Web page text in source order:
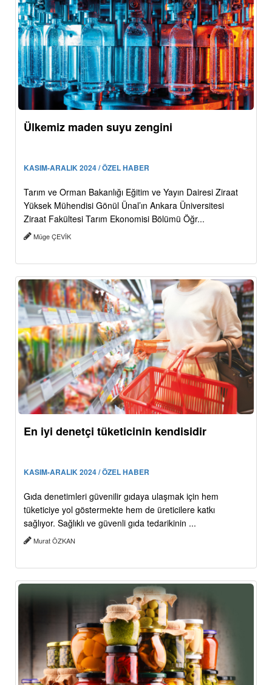
Ülkemiz maden suyu zengini
KASIM-ARALIK 2024 / ÖZEL HABER
Tarım ve Orman Bakanlığı Eğitim ve Yayın Dairesi Ziraat
Yüksek Mühendisi Gönül Ünal’ın Ankara Üniversitesi
Ziraat Fakültesi Tarım Ekonomisi Bölümü Öğr...
Müge ÇEVİK
En iyi denetçi tüketicinin kendisidir
KASIM-ARALIK 2024 / ÖZEL HABER
Gıda denetimleri güvenilir gıdaya ulaşmak için hem
tüketiciye yol göstermekte hem de üreticilere katkı
sağlıyor. Sağlıklı ve güvenli gıda tedarikinin ...
Murat ÖZKAN